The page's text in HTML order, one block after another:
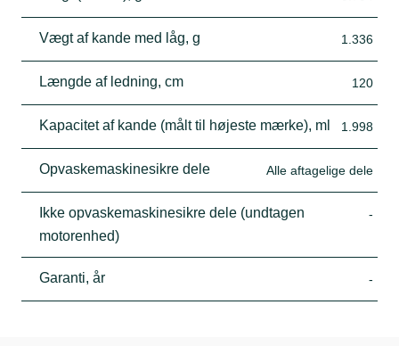
Vægt af kande med låg, g 1.336
Længde af ledning, cm 120
Kapacitet af kande (målt til højeste mærke), ml 1.998
Opvaskemaskinesikre dele Alle aftagelige dele
Ikke opvaskemaskinesikre dele (undtagen
motorenhed)
-
Garanti, år -